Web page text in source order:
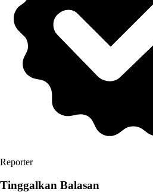
Reporter
Tinggalkan Balasan